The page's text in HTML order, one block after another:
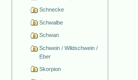
Schnecke
Schwalbe
Schwan
Schwein / Wildschwein /
Eber
Skorpion